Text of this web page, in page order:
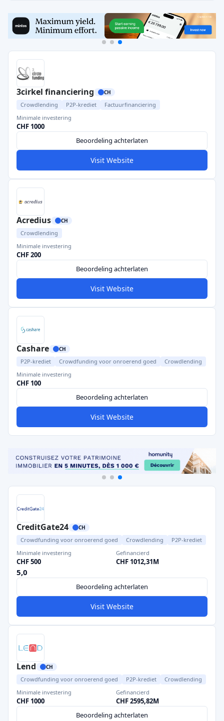
3cirkel financiering CH
Crowdlending P2P-krediet
Factuurfinanciering
Minimale investering
CHF 1000
Beoordeling achterlaten
Visit Website
Acredius CH
Crowdlending
Minimale investering
CHF 200
Beoordeling achterlaten
Visit Website
Cashare CH
P2P-krediet Crowdfunding voor onroerend goed
Crowdlending
Minimale investering
CHF 100
Beoordeling achterlaten
Visit Website
CreditGate24 CH
Crowdfunding voor onroerend goed Crowdlending
P2P-krediet
Minimale investering
CHF 500
Gefinancierd
CHF 1012,31M
5,0
Beoordeling achterlaten
Visit Website
Lend CH
Crowdfunding voor onroerend goed P2P-krediet
Crowdlending
Minimale investering
CHF 1000
Gefinancierd
CHF 2595,82M
Beoordeling achterlaten